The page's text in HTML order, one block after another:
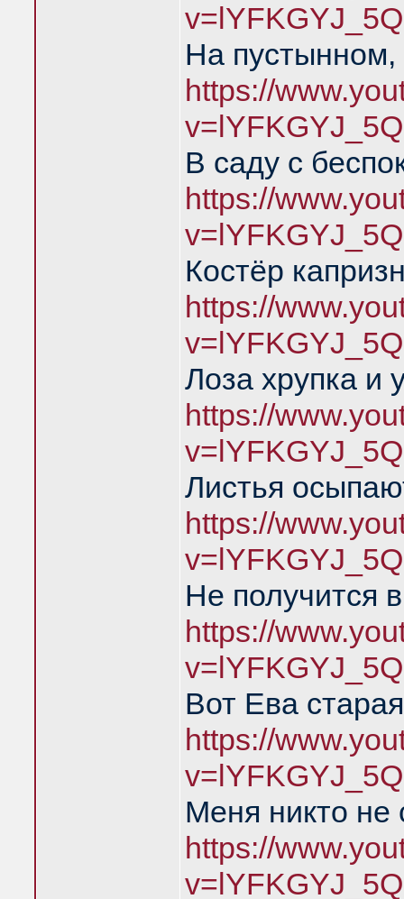
На пустынном,
https://
В саду с
https://
Костёр
https://
Лоза хрупка и
https://
Листья
https://
Не получится
https://
Вот Ева
https://
Меня никто
https://